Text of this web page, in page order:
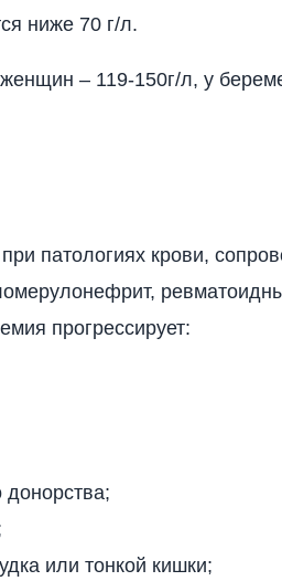
ниже 70 г/л.
– 119-150г/л, у
патологиях крови,
прогрессирует:
донорства;
или тонкой кишки;